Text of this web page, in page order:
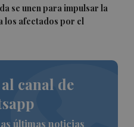
se unen para impulsar la
los afectados por el
canal de
últimas noticias